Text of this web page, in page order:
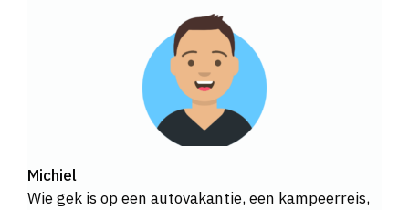
Michiel
Wie gek is op een autovakantie, een kampeerreis,